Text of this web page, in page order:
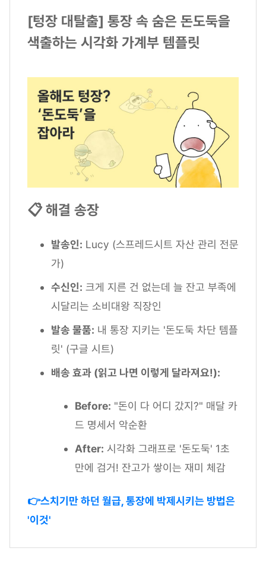
[텅장 대탈출] 통장 속 숨은 돈도둑을
색출하는 시각화 가계부 템플릿
📋 해결 송장
발송인: Lucy (스프레드시트 자산 관리 전문
가)
수신인: 크게 지른 건 없는데 늘 잔고 부족에
시달리는 소비대왕 직장인
발송 물품: 내 통장 지키는 '돈도둑 차단 템플
릿' (구글 시트)
배송 효과 (읽고 나면 이렇게 달라져요!):
Before: "돈이 다 어디 갔지?" 매달 카
드 명세서 악순환
After: 시각화 그래프로 '돈도둑' 1초
만에 검거! 잔고가 쌓이는 재미 체감
👉스치기만 하던 월급, 통장에 박제시키는 방법은
'이것'